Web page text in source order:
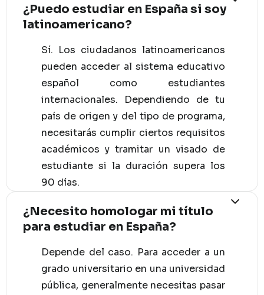
¿Puedo estudiar en España si soy
latinoamericano?
Sí. Los ciudadanos latinoamericanos
pueden acceder al sistema educativo
español como estudiantes
internacionales. Dependiendo de tu
país de origen y del tipo de programa,
necesitarás cumplir ciertos requisitos
académicos y tramitar un visado de
estudiante si la duración supera los
90 días.
¿Necesito homologar mi título
para estudiar en España?
Depende del caso. Para acceder a un
grado universitario en una universidad
pública, generalmente necesitas pasar